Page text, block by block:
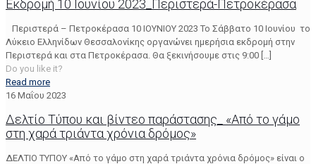
Εκδρομή 10 Ιουνίου 2023_Περιστερά-Πετροκέρασα
Περιστερά – Πετροκέρασα 10 ΙΟΥΝΙΟΥ 2023 Το Σάββατο 10 Ιουνίου το
Λύκειο Ελληνίδων Θεσσαλονίκης οργανώνει ημερήσια εκδρομή στην
Περιστερά και στα Πετροκέρασα. Θα ξεκινήσουμε στις 9:00
Do you like it?
Read more
16 Μαΐου 2023
Δελτίο Τύπου και βίντεο παράστασης_ «Από το γάμο
στη χαρά τριάντα χρόνια δρόμος»
ΔΕΛΤΙΟ ΤΥΠΟΥ «Από το γάμο στη χαρά τριάντα χρόνια δρόμος» είναι ο